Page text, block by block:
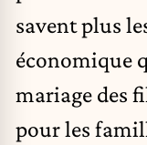
savent plus
économique
mariage des
pour les